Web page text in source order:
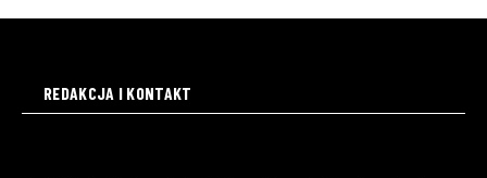
REDAKCJA I KONTAKT